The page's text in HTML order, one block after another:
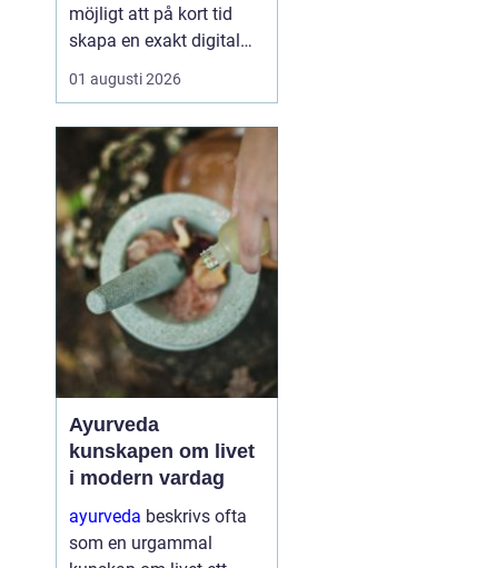
möjligt att på kort tid
skapa en exakt digital
kopia av nästan vad
som helst: en liten detalj,
eller en hel fabrik.
Tekniken används i dag
inom industri, bygg,
fastigheter, kulturarv och
infrastruktur för at...
01 augusti 2026
Ayurveda
kunskapen om livet
i modern vardag
ayurveda beskrivs ofta
som en urgammal